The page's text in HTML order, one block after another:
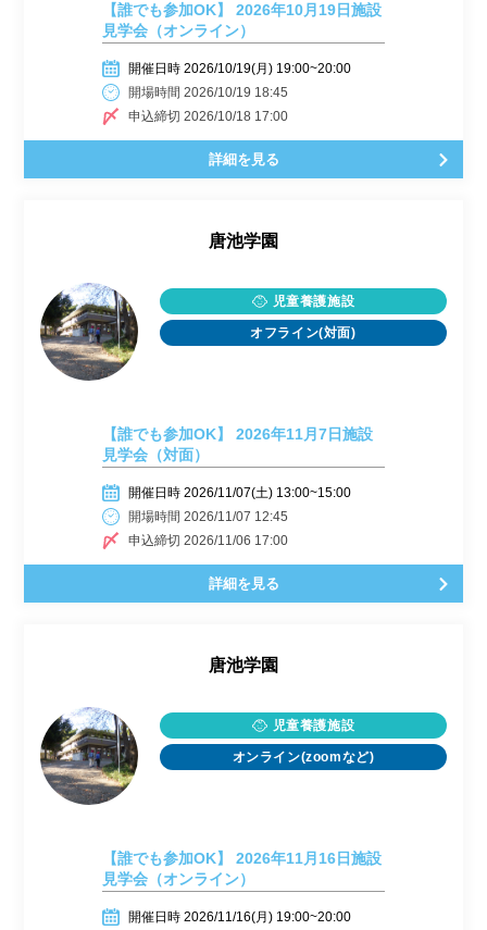
【誰でも参加OK】 2026年10月19日施設
見学会（オンライン）
開催日時 2026/10/19(月) 19:00~20:00
開場時間 2026/10/19 18:45
申込締切 2026/10/18 17:00
詳細を見る
唐池学園
児童養護施設
オフライン(対面)
【誰でも参加OK】 2026年11月7日施設
見学会（対面）
開催日時 2026/11/07(土) 13:00~15:00
開場時間 2026/11/07 12:45
申込締切 2026/11/06 17:00
詳細を見る
唐池学園
児童養護施設
オンライン(zoomなど)
【誰でも参加OK】 2026年11月16日施設
見学会（オンライン）
開催日時 2026/11/16(月) 19:00~20:00